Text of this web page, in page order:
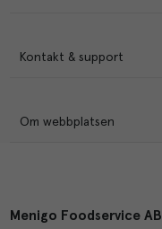
Kontakt & support
Om webbplatsen
Menigo Foodservice AB